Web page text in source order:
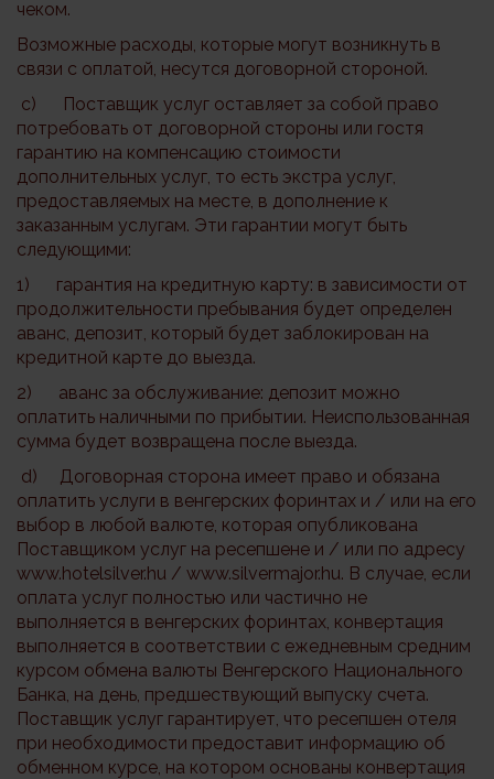
чеком.
Возможные расходы, которые могут возникнуть в
связи с оплатой, несутся договорной стороной.
c) Поставщик услуг оставляет за собой право
потребовать от договорной стороны или гостя
гарантию на компенсацию стоимости
дополнительных услуг, то есть экстра услуг,
предоставляемых на месте, в дополнение к
заказанным услугам. Эти гарантии могут быть
следующими:
1) гарантия на кредитную карту: в зависимости от
продолжительности пребывания будет определен
аванс, депозит, который будет заблокирован на
кредитной карте до выезда.
2) аванс за обслуживание: депозит можно
оплатить наличными по прибытии. Неиспользованная
сумма будет возвращена после выезда.
d) Договорная сторона имеет право и обязана
оплатить услуги в венгерских форинтах и / или на его
выбор в любой валюте, которая опубликована
Поставщиком услуг на ресепшене и / или по адресу
www.hotelsilver.hu / www.silvermajor.hu. В случае, если
оплата услуг полностью или частично не
выполняется в венгерских форинтах, конвертация
выполняется в соответствии с ежедневным средним
курсом обмена валюты Венгерского Национального
Банка, на день, предшествующий выпуску счета.
Поставщик услуг гарантирует, что ресепшен отеля
при необходимости предоставит информацию об
обменном курсе, на котором основаны конвертация